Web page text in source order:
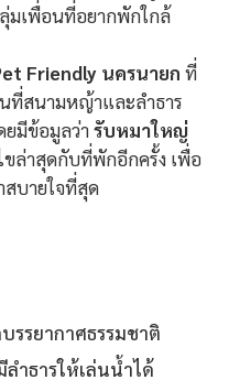
มเพื่อนที่อยากพักใกล้
Friendly นครนายก ที่
ที่สนามหญ้าและลำธาร
ยมีข้อมูลว่า รับหมาใหญ่
ขล่าสุดกับที่พักอีกครั้ง เพื่อ
สบายใจที่สุด
รรยากาศธรรมชาติ
ลำธารให้เล่นน้ำได้